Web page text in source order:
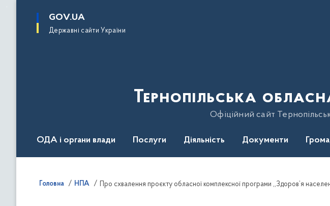
основного
GOV.UA
Державні сайти України
Тернопільська
Офіційний сайт
ОДА і органи влади Послуги Діяльність Документи
Головна НПА Про схвалення проєкту обласної комплексної програми ,,Здоров’я